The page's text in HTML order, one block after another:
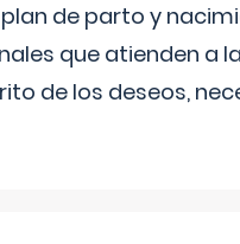
de parto y
que atienden a
de los deseos,